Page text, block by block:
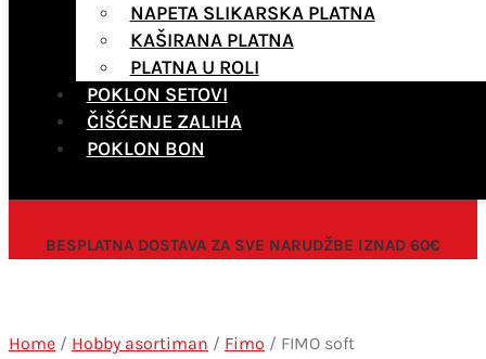
NAPETA SLIKARSKA PLATNA
KAŠIRANA PLATNA
PLATNA U ROLI
POKLON SETOVI
ČIŠĆENJE ZALIHA
POKLON BON
BESPLATNA DOSTAVA ZA SVE NARUDŽBE IZNAD 60€
Home / Hobby asortiman / Fimo / FIMO soft